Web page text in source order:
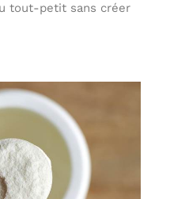
tout-petit sans créer